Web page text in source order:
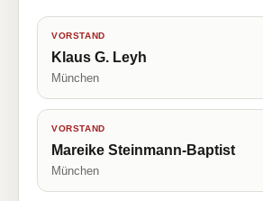
VORSTAND
Klaus G. Leyh
München
VORSTAND
Mareike Steinmann-Baptist
München